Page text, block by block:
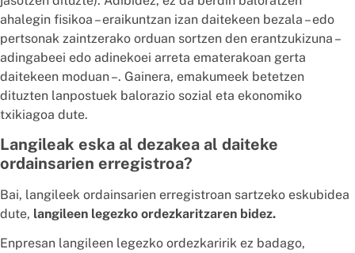
ahalegin fisikoa – eraikuntzan izan daitekeen bezala – edo
pertsonak zaintzerako orduan sortzen den erantzukizuna –
adingabeei edo adinekoei arreta ematerakoan gerta
daitekeen moduan –. Gainera, emakumeek betetzen
dituzten lanpostuek balorazio sozial eta ekonomiko
txikiagoa dute.
Langileak eska al dezakea al daiteke
ordainsarien erregistroa?
Bai, langileek ordainsarien erregistroan sartzeko eskubidea
dute, langileen legezko ordezkaritzaren bidez.
Enpresan langileen legezko ordezkaririk ez badago,